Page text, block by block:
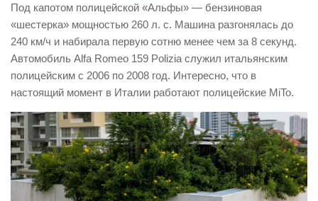
Под капотом полицейской «Альфы» — бензиновая
«шестерка» мощностью 260 л. с. Машина разгонялась до
240 км/ч и набирала первую сотню менее чем за 8 секунд.
Автомобиль Alfa Romeo 159 Polizia служил итальянским
полицейским с 2006 по 2008 год. Интересно, что в
настоящий момент в Италии работают полицейские MiTo.